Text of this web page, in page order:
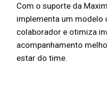
Com o suporte da
implementa um modelo
colaborador e otimiza
acompanhamento
estar do time.